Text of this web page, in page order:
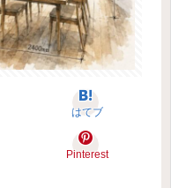
はてブ
Pinterest